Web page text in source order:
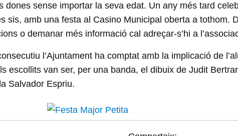
sense importar la seva edat. Un any més tard
sis, amb una festa al Casino Municipal oberta a tothom.
o demanar més informació cal adreçar-s’hi a
l’Ajuntament ha comptat amb la implicació de
escollits van ser, per una banda, el dibuix de Judit
Salvador Espriu.